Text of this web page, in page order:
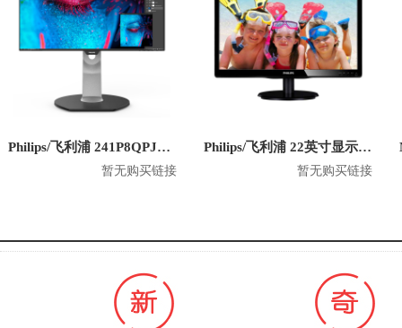
Philips/飞利浦 241P8QPJEB 23.8英寸 1080P显示器
暂无购买链接
Philips/飞利浦 22英寸显示器 220V4LSB
暂无购买链接